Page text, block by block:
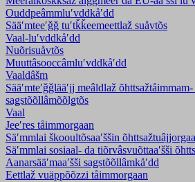
Ouddpeâmmluʹvddkåʹdd
Sääʹmteeʹǧǧ tuʹtǩǩeemeettlaž suåvtõs
Vaal-luʹvddkåʹdd
Nuõrisuåvtõs
Muuttâsooccâmluʹvddkåʹdd
Vaaldâšm
Sääʹmteʹǧǧlääʹjj meâldlaž õhttsažtåimmam-
saǥstõõllâmõõlǥtõs
Vaal
Jeeʹres tåimmorgaan
Säʹmmlai škooultõsaaʹššin
Säʹmmlai sosiaal- da tiõrvâsvuõttaaʹšši
Aanarsääʹmaaʹšši saǥstõõllâmkåʹdd
Eettlaž vuäppõõzzi tåimmorgaan